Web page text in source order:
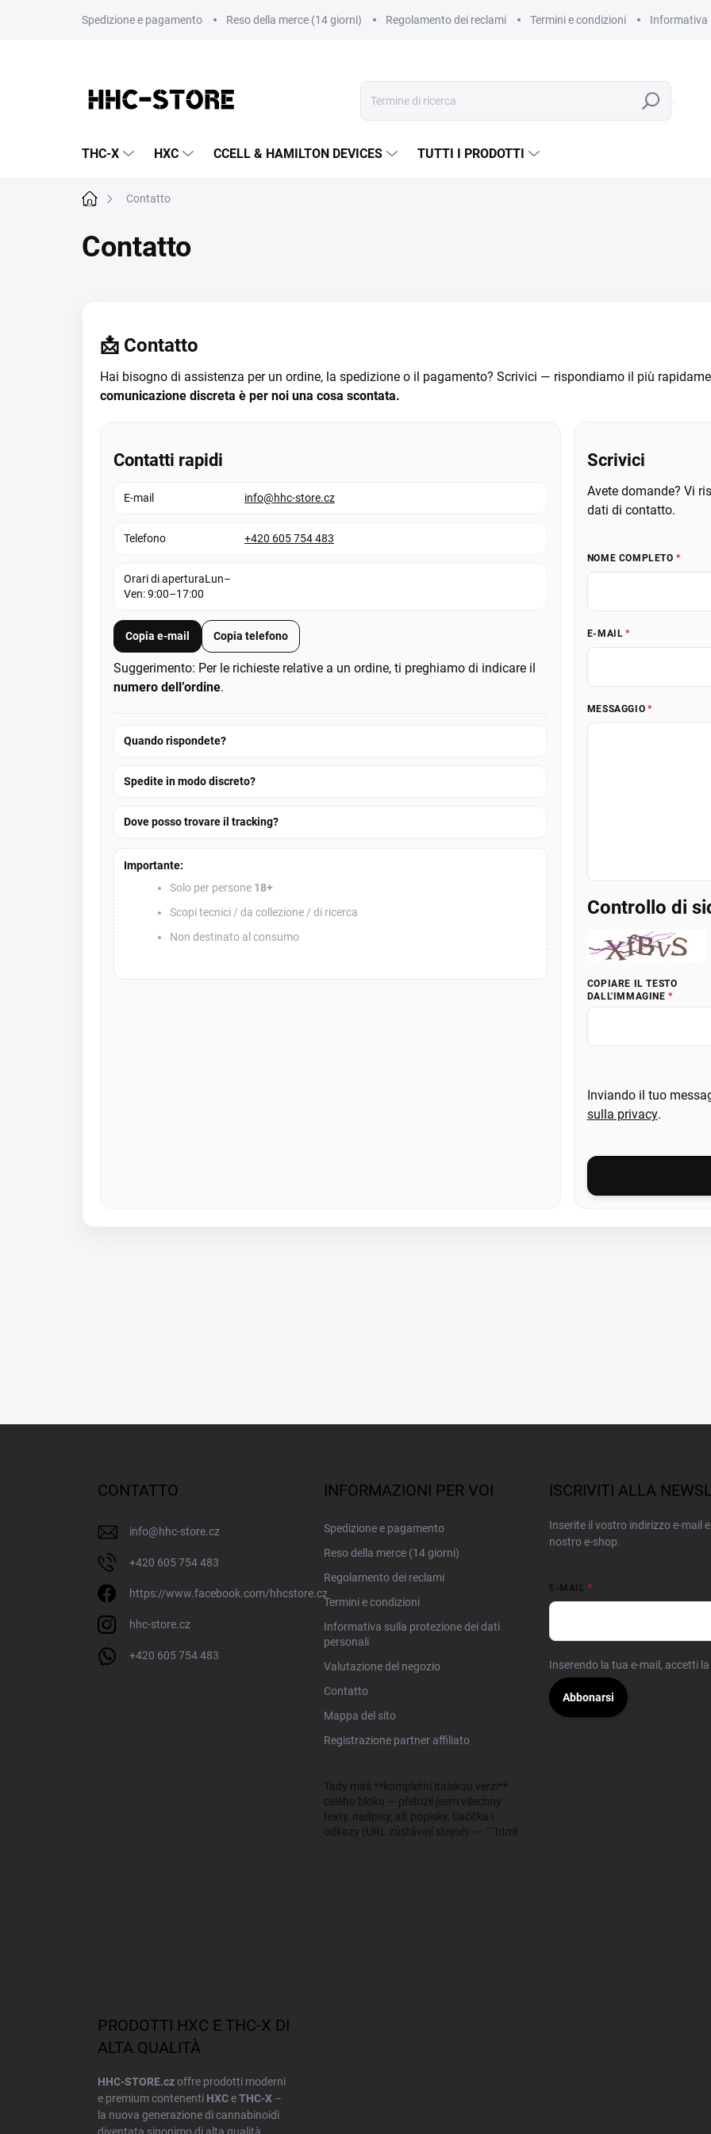
Spedizione e pagamento Reso della merce (14 giorni) Regolamento dei reclami Termini e condizioni Informativa
Ricerca
THC-X HXC CCELL & HAMILTON DEVICES TUTTI I PRODOTTI
Casa Contatto
Contatto
📩 Contatto
Hai bisogno di assistenza per un ordine, la spedizione o il pagamento? Scrivici — rispondiamo il più
comunicazione discreta è per noi una cosa scontata.
Contatti rapidi
E-mail info@hhc-store.cz
Telefono +420 605 754 483
Orari di aperturaLun–
Ven: 9:00–17:00
Copia e-mail Copia telefono
Suggerimento: Per le richieste relative a un ordine, ti preghiamo di indicare il
numero dell’ordine.
Quando rispondete?
Spedite in modo discreto?
Dove posso trovare il tracking?
Importante:
Solo per persone 18+
Scopi tecnici / da collezione / di ricerca
Non destinato al consumo
Scrivici
Avete domande? Vi
dati di contatto.
NOME COMPLETO
E-MAIL
MESSAGGIO
Controllo di
COPIARE IL TESTO
DALL'IMMAGINE
Inviando il tuo
sulla privacy.
CONTATTO
info@hhc-store.cz
+420 605 754 483
https://www.facebook.com/hhcstore.cz
hhc-store.cz
+420 605 754 483
INFORMAZIONI PER VOI
Spedizione e pagamento
Reso della merce (14 giorni)
Regolamento dei reclami
Termini e condizioni
Informativa sulla protezione dei dati
personali
Valutazione del negozio
Contatto
Mappa del sito
Registrazione partner affiliato
ISCRIVITI ALLA
Inserite il vostro indirizzo e-mail
nostro e-shop.
E-MAIL
Inserendo la tua e-mail, accetti
Abbonarsi
Tady máš **kompletní italskou verzi**
celého bloku — přeložil jsem všechny
texty, nadpisy, alt popisky, tlačítka i
odkazy (URL zůstávají stejné): --- ```html
PRODOTTI HXC E THC-X DI
ALTA QUALITÀ
HHC-STORE.czoffre prodotti moderni
e premium contenenti HXCeTHC-X –
la nuova generazione di cannabinoidi